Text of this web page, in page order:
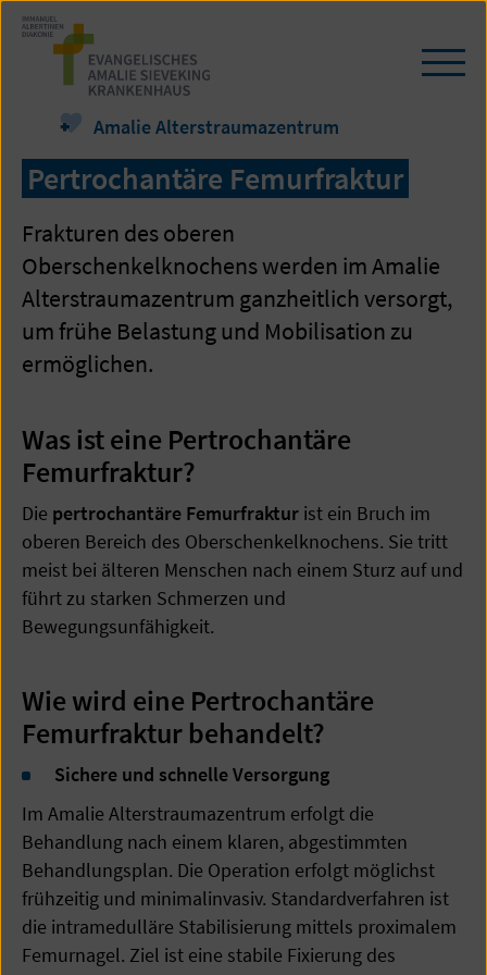
Zum
Seiteninhalt
springen
Amalie Alterstraumazentrum
Pertrochantäre Femurfraktur
Frakturen des oberen
Oberschenkelknochens werden im Amalie
Alterstraumazentrum ganzheitlich versorgt,
um frühe Belastung und Mobilisation zu
ermöglichen.
Was ist eine Pertrochantäre
Femurfraktur?
Die pertrochantäre Femurfraktur ist ein Bruch im
oberen Bereich des Oberschenkelknochens. Sie tritt
meist bei älteren Menschen nach einem Sturz auf und
führt zu starken Schmerzen und
Bewegungsunfähigkeit.
Wie wird eine Pertrochantäre
Femurfraktur behandelt?
Sichere und schnelle Versorgung
Im Amalie Alterstraumazentrum erfolgt die
Behandlung nach einem klaren, abgestimmten
Behandlungsplan. Die Operation erfolgt möglichst
frühzeitig und minimalinvasiv. Standardverfahren ist
die intramedulläre Stabilisierung mittels proximalem
Femurnagel. Ziel ist eine stabile Fixierung des